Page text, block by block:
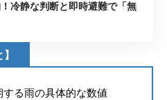
冷静な判断と即時避難で「無
る雨の具体的な数値